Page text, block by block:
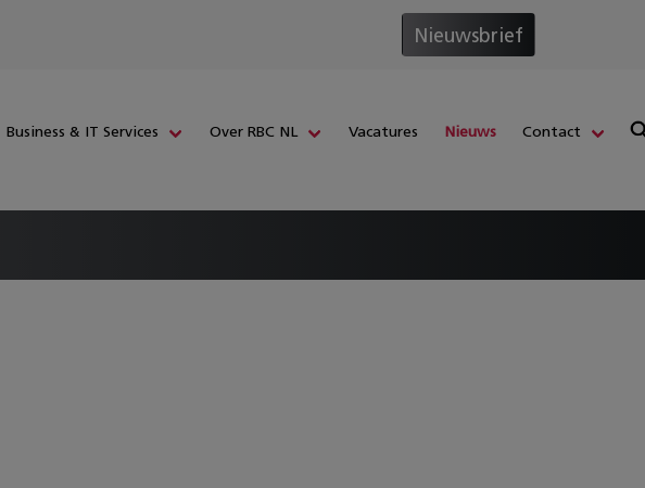
Nieuwsbrief
Business & IT Services Over RBC NL Vacatures Nieuws Contact